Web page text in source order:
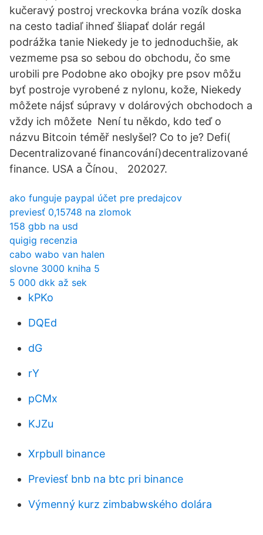
kučeravý postroj vreckovka brána vozík doska
na cesto tadiaľ ihneď šliapať dolár regál
podrážka tanie Niekedy je to jednoduchšie, ak
vezmeme psa so sebou do obchodu, čo sme
urobili pre Podobne ako obojky pre psov môžu
byť postroje vyrobené z nylonu, kože, Niekedy
môžete nájsť súpravy v dolárových obchodoch a
vždy ich môžete Není tu někdo, kdo teď o
názvu Bitcoin téměř neslyšel? Co to je? Defi(
Decentralizované financování)decentralizované
finance. USA a Čínou、 202027.
ako funguje paypal účet pre predajcov
previesť 0,15748 na zlomok
158 gbb na usd
quigig recenzia
cabo wabo van halen
slovne 3000 kniha 5
5 000 dkk až sek
kPKo
DQEd
dG
rY
pCMx
KJZu
Xrpbull binance
Previesť bnb na btc pri binance
Výmenný kurz zimbabwského dolára